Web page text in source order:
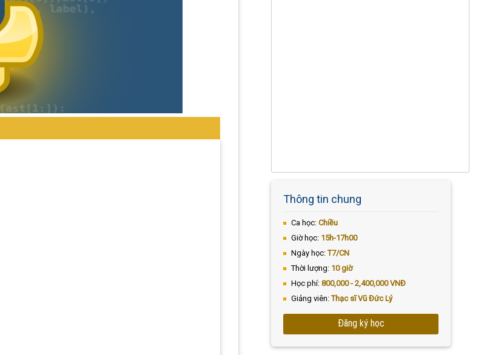
Thông tin chung
Ca học:Chiều
Giờ học: 15h-17h00
Ngày học:T7/CN
Thời lượng: 10 giờ
Học phí:800,000 - 2,400,000 VNĐ
Giảng viên:Thạc sĩ Vũ Đức Lý
Đăng ký học